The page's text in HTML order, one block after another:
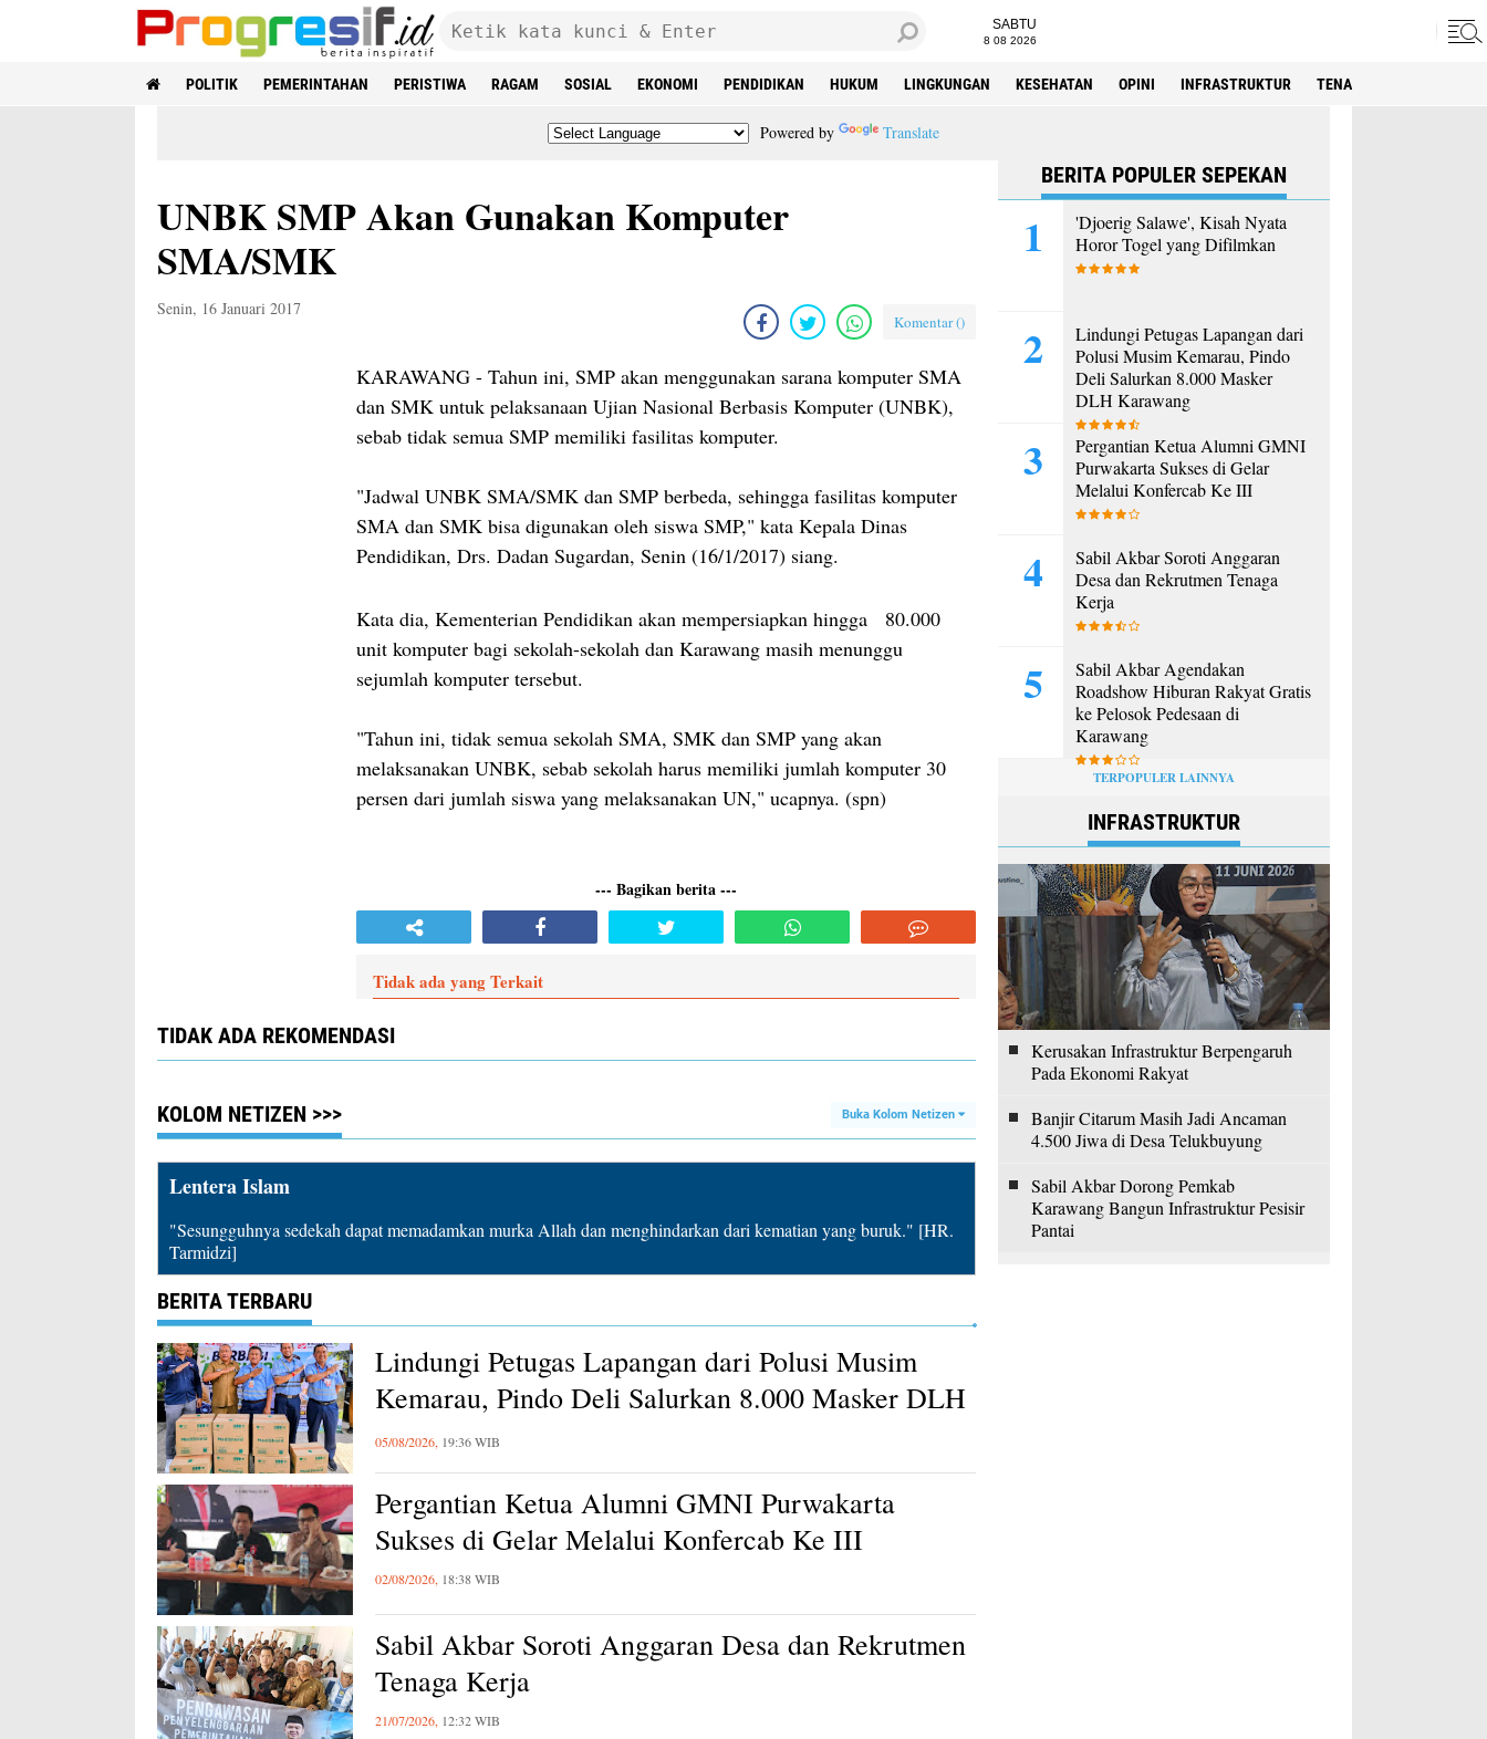
SABTU
8 08 2026
POLITIK PEMERINTAHAN PERISTIWA RAGAM SOSIAL EKONOMI PENDIDIKAN HUKUM LINGKUNGAN KESEHATAN OPINI INFRASTRUKTUR TENAGA KERJA
Powered by Translate
UNBK SMP Akan Gunakan Komputer
SMA/SMK
Senin, 16 Januari 2017
Komentar ()
KARAWANG - Tahun ini, SMP akan menggunakan sarana komputer SMA
dan SMK untuk pelaksanaan Ujian Nasional Berbasis Komputer (UNBK),
sebab tidak semua SMP memiliki fasilitas komputer.
"Jadwal UNBK SMA/SMK dan SMP berbeda, sehingga fasilitas komputer
SMA dan SMK bisa digunakan oleh siswa SMP," kata Kepala Dinas
Pendidikan, Drs. Dadan Sugardan, Senin (16/1/2017) siang.
Kata dia, Kementerian Pendidikan akan mempersiapkan hingga 80.000
unit komputer bagi sekolah-sekolah dan Karawang masih menunggu
sejumlah komputer tersebut.
"Tahun ini, tidak semua sekolah SMA, SMK dan SMP yang akan
melaksanakan UNBK, sebab sekolah harus memiliki jumlah komputer 30
persen dari jumlah siswa yang melaksanakan UN," ucapnya. (spn)
--- Bagikan berita ---
Tidak ada yang Terkait
TIDAK ADA REKOMENDASI
KOLOM NETIZEN >>> Buka Kolom Netizen
Lentera Islam
"Sesungguhnya sedekah dapat memadamkan murka Allah dan menghindarkan dari kematian yang buruk." [HR.
Tarmidzi]
BERITA TERBARU
Lindungi Petugas Lapangan dari Polusi Musim
Kemarau, Pindo Deli Salurkan 8.000 Masker DLH
Karawang
05/08/2026, 19:36 WIB
Pergantian Ketua Alumni GMNI Purwakarta
Sukses di Gelar Melalui Konfercab Ke III
02/08/2026, 18:38 WIB
Sabil Akbar Soroti Anggaran Desa dan Rekrutmen
Tenaga Kerja
21/07/2026, 12:32 WIB
BERITA POPULER SEPEKAN
'Djoerig Salawe', Kisah Nyata
Horor Togel yang Difilmkan
Lindungi Petugas Lapangan dari
Polusi Musim Kemarau, Pindo
Deli Salurkan 8.000 Masker
DLH Karawang
Pergantian Ketua Alumni GMNI
Purwakarta Sukses di Gelar
Melalui Konfercab Ke III
Sabil Akbar Soroti Anggaran
Desa dan Rekrutmen Tenaga
Kerja
Sabil Akbar Agendakan
Roadshow Hiburan Rakyat Gratis
ke Pelosok Pedesaan di
Karawang
TERPOPULER LAINNYA
INFRASTRUKTUR
Kerusakan Infrastruktur Berpengaruh
Pada Ekonomi Rakyat
Banjir Citarum Masih Jadi Ancaman
4.500 Jiwa di Desa Telukbuyung
Sabil Akbar Dorong Pemkab
Karawang Bangun Infrastruktur Pesisir
Pantai